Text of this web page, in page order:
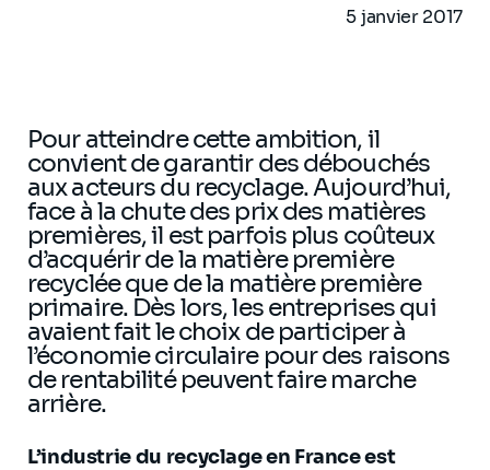
5 janvier 2017
Pour atteindre cette ambition, il
convient de garantir des débouchés
aux acteurs du recyclage. Aujourd’hui,
face à la chute des prix des matières
premières, il est parfois plus coûteux
d’acquérir de la matière première
recyclée que de la matière première
primaire. Dès lors, les entreprises qui
avaient fait le choix de participer à
l’économie circulaire pour des raisons
de rentabilité peuvent faire marche
arrière.
L’industrie du recyclage en France est